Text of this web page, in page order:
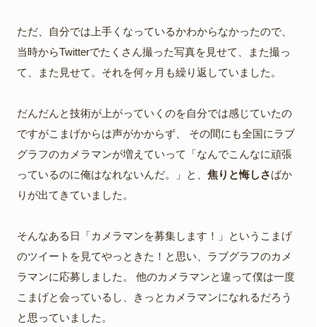
ただ、自分では上手くなっているかわからなかったので、
当時からTwitterでたくさん撮った写真を見せて、また撮っ
て、また見せて。それを何ヶ月も繰り返していました。
だんだんと技術が上がっていくのを自分では感じていたの
ですがこまげからは声がかからず、 その間にも全国にラブ
グラフのカメラマンが増えていって「なんでこんなに頑張
っているのに俺はなれないんだ。」と、 焦りと悔しさばか
りが出てきていました。
そんなある日「カメラマンを募集します！」というこまげ
のツイートを見てやっときた！と思い、ラブグラフのカメ
ラマンに応募しました。 他のカメラマンと違って僕は一度
こまげと会っているし、きっとカメラマンになれるだろう
と思っていました。